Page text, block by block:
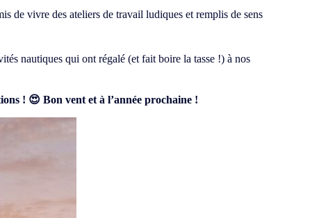
de vivre des ateliers de travail ludiques et remplis de sens
nautiques qui ont régalé (et fait boire la tasse !) à nos
! 😍 Bon vent et à l’année prochaine !